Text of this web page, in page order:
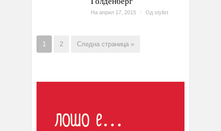
На април 17, 2015 / Од stylist
1 2 Следна страница »